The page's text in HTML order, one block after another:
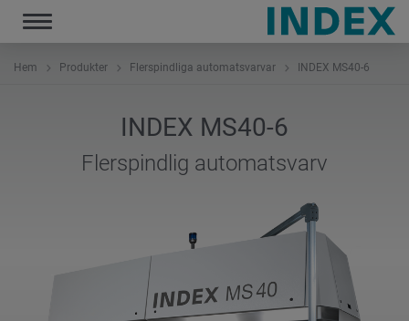
Toggle
navigation
Hem Produkter Flerspindliga automatsvarvar INDEX MS40-6
INDEX MS40-6
Flerspindlig automatsvarv